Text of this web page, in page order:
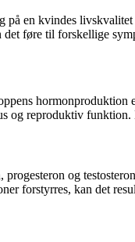
en kvindes
føre til forskellige
og reproduktiv
og
forstyrres, kan det